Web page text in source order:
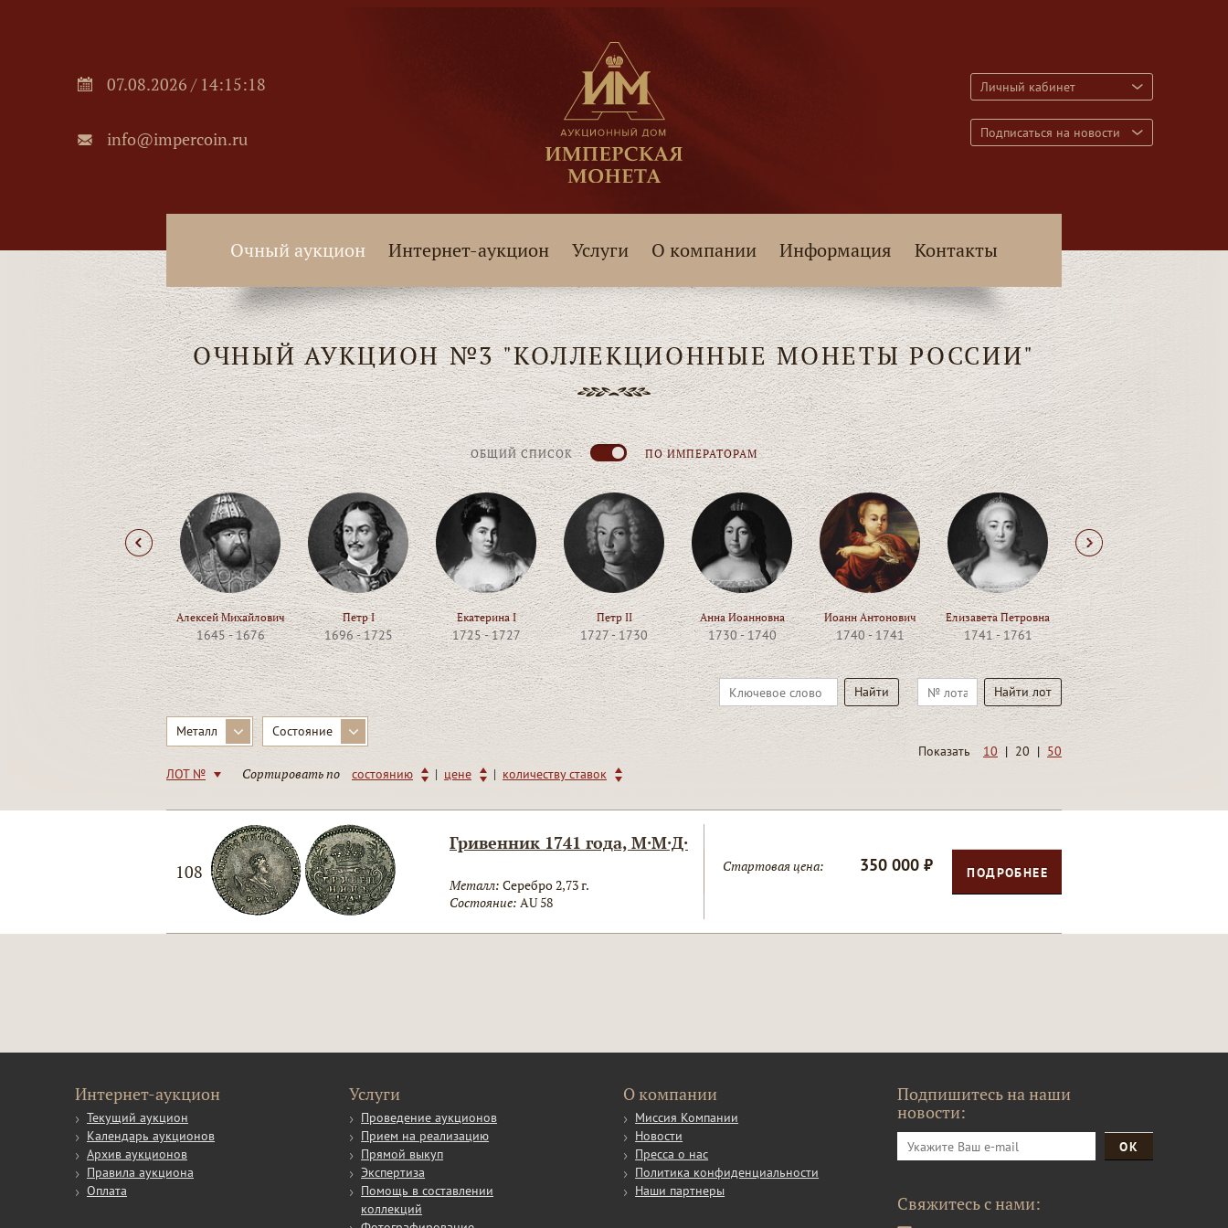
07.08.2026 / 14:15:19
info@impercoin.ru
Личный кабинет
Подписаться на новости
Очный аукцион Интернет-аукцион Услуги О компании Информация Контакты
ОЧНЫЙ АУКЦИОН №3 "КОЛЛЕКЦИОННЫЕ МОНЕТЫ РОССИИ"
ОБЩИЙ СПИСОК ПО ИМПЕРАТОРАМ
Алексей Михайлович
1645 - 1676
Петр I
1696 - 1725
Екатерина I
1725 - 1727
Петр II
1727 - 1730
Анна Иоанновна
1730 - 1740
Иоанн Антонович
1740 - 1741
Елизавета Петровна
1741 - 1761
Петр III
1761 - 1762
Next
Металл Состояние
ЛОТ № Сортировать по состоянию | цене | количеству ставок
Показать 10 | 20 | 50
108
Гривенник 1741 года, М·М·Д·
Металл: Серебро 2,73 г.
Состояние: AU 58
Стартовая цена: 350 000 ₽ ПОДРОБНЕЕ
Интернет-аукцион
Текущий аукцион
Календарь аукционов
Архив аукционов
Правила аукциона
Оплата
Услуги
Проведение аукционов
Прием на реализацию
Прямой выкуп
Экспертиза
Помощь в составлении
коллекций
О компании
Миссия Компании
Новости
Пресса о нас
Политика конфиденциальности
Наши партнеры
Подпишитесь на наши
новости:
Свяжитесь с нами: